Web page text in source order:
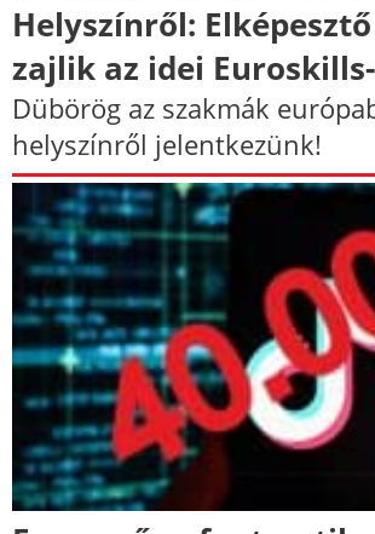
Helyszínről:
zajlik az idei
Dübörög az szakmák
helyszínről jelentkezünk!